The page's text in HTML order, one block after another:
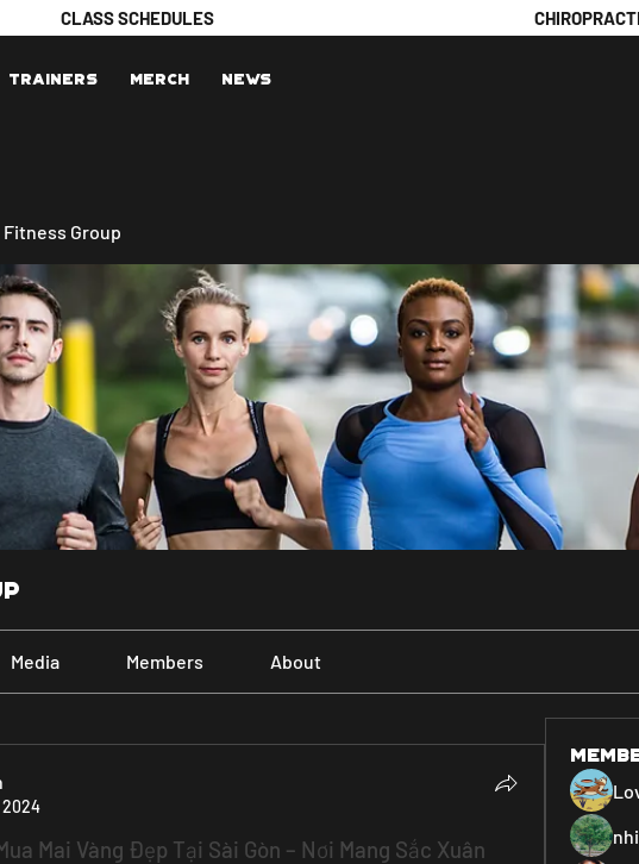
CLASS SCHEDULES
Trainers Merch News
Fitness Group
Media Members About
2024
Mai Vàng Đẹp Tại Sài Gòn – Nơi Mang Sắc Xuân